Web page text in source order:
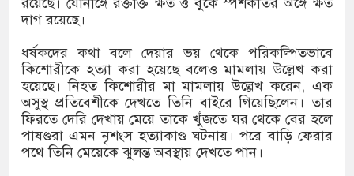
দাগ রয়েছে।
ধর্ষকদের কথা বলে দেয়ার ভয় থেকে পরিকল্পিতভাবে
কিশোরীকে হত্যা করা হয়েছে বলেও মামলায় উল্লেখ করা
হয়েছে। নিহত কিশোরীর মা মামলায় উল্লেখ করেন, এক
অসুস্থ প্রতিবেশীকে দেখতে তিনি বাইরে গিয়েছিলেন। তার
ফিরতে দেরি দেখায় মেয়ে তাকে খুঁজতে ঘর থেকে বের হলে
পাষণ্ডরা এমন নৃশংস হত্যাকাণ্ড ঘটনায়। পরে বাড়ি ফেরার
পথে তিনি মেয়েকে ঝুলন্ত অবস্থায় দেখতে পান।